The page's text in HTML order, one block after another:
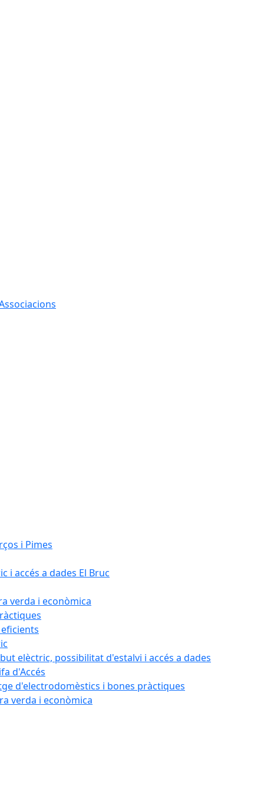
i Pimes
i accés a dades El Bruc
verda i econòmica
elèctric, possibilitat d'estalvi i accés a dades
d'Accés
d'electrodomèstics i bones pràctiques
verda i econòmica